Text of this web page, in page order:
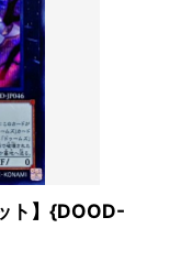
ト】{DOOD-